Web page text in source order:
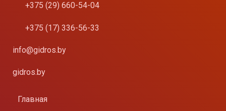
+375 (29) 660-54-04
+375 (17) 336-56-33
info@gidros.by
gidros.by
Главная